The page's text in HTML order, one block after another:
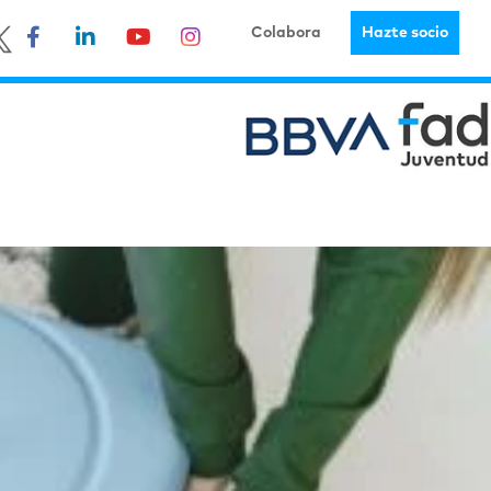
Colabora Hazte socio